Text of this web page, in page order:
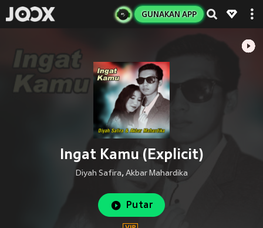
GUNAKAN APP
Ingat Kamu (Explicit)
Diyah Safira, Akbar Mahardika
Putar